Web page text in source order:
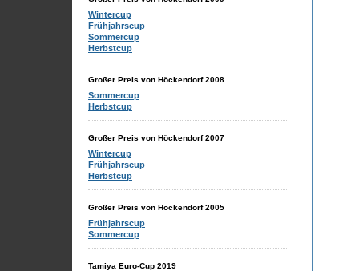
Wintercup
Frühjahrscup
Sommercup
Herbstcup
Großer Preis von Höckendorf 2008
Sommercup
Herbstcup
Großer Preis von Höckendorf 2007
Wintercup
Frühjahrscup
Herbstcup
Großer Preis von Höckendorf 2005
Frühjahrscup
Sommercup
Tamiya Euro-Cup 2019